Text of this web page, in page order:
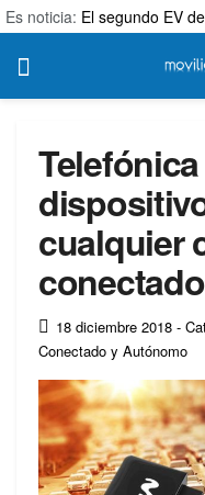
Es noticia: El segundo EV
cualquier
conectado
18 diciembre 2018 -
Conectado y Autónomo